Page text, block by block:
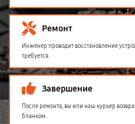
Ремонт
Инженер проводит восстановление
требуется.
Завершение
После ремонта, вы или наш курьер
бланком.